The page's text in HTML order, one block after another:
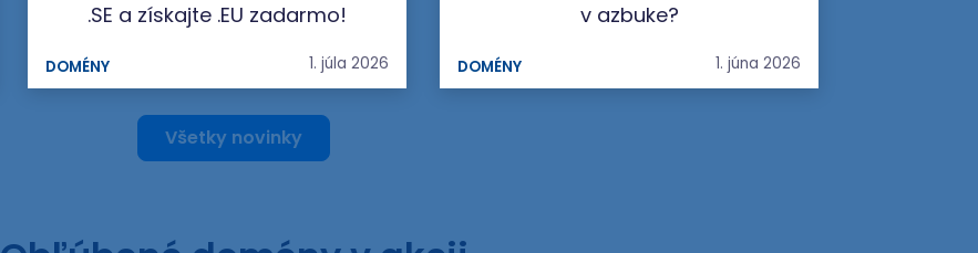
.SE a získajte .EU zadarmo!
DOMÉNY 1. júla 2026
v azbuke?
DOMÉNY 1. júna 2026
Všetky novinky